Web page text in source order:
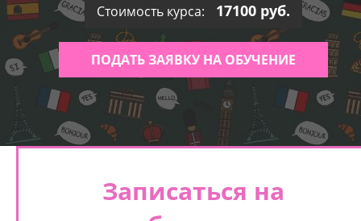
Стоимость курса: 17100 руб.
ПОДАТЬ ЗАЯВКУ НА ОБУЧЕНИЕ
Записаться на